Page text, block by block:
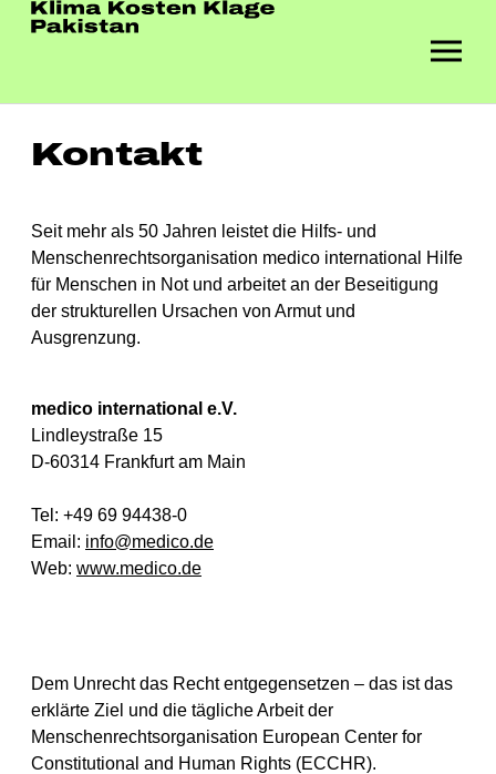
Skip to main navigation
Zum Hauptinhalt springen
Skip to page footer
Kontakt
Seit mehr als 50 Jahren leistet die Hilfs- und
Menschenrechtsorganisation medico international Hilfe
für Menschen in Not und arbeitet an der Beseitigung
der strukturellen Ursachen von Armut und
Ausgrenzung.
medico international e.V.
Lindleystraße 15
D-60314 Frankfurt am Main
Tel: +49 69 94438-0
Email: info@medico.de
Web: www.medico.de
Dem Unrecht das Recht entgegensetzen – das ist das
erklärte Ziel und die tägliche Arbeit der
Menschenrechtsorganisation European Center for
Constitutional and Human Rights (ECCHR).